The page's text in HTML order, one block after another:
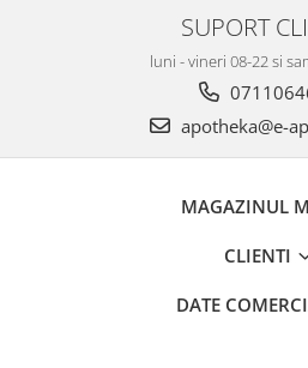
SUPORT
luni - vineri 08-22 si
apotheka@e-
MAGAZINUL
CLIENTI
DATE